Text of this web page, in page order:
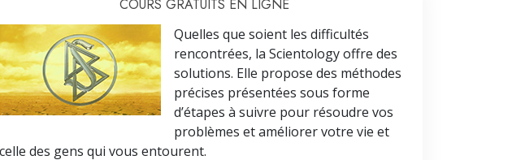
COURS GRATUITS EN LIGNE
Quelles que soient les difficultés
rencontrées, la Scientology offre des
solutions. Elle propose des méthodes
précises présentées sous forme
d’étapes à suivre pour résoudre vos
problèmes et améliorer votre vie et
celle des gens qui vous entourent.